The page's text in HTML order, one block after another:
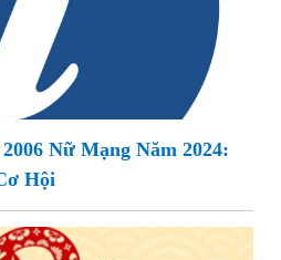
Nữ Mạng Năm 2024:
Hội